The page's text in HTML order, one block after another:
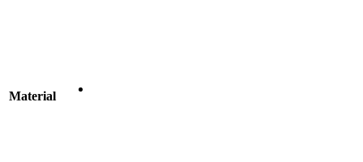
Material